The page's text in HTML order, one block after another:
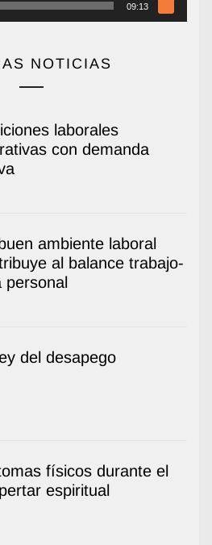
09:13
NOTICIAS
laborales
con demanda
ambiente laboral
al balance trabajo-
personal
del desapego
físicos durante el
espiritual